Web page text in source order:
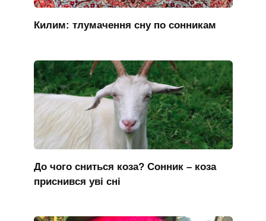
Килим: тлумачення сну по сонникам
До чого сниться коза? Сонник – коза
приснився уві сні